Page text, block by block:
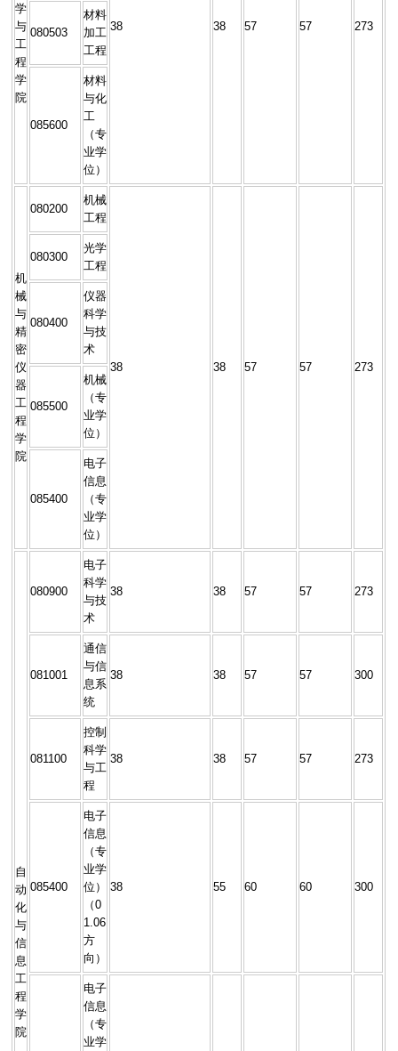
学
与
工
程
学
院
38 38 57 57 273
080503
材料
加工
工程
085600
材料
与化
工
（专
业学
位）
机
械
与
精
密
仪
器
工
程
学
院
080200
机械
工程
38 38 57 57 273
080300
光学
工程
080400
仪器
科学
与技
术
085500
机械
（专
业学
位）
085400
电子
信息
（专
业学
位）
自
动
化
与
信
息
工
程
学
院
080900
电子
科学
与技
术
38 38 57 57 273
081001
通信
与信
息系
统
38 38 57 57 300
081100
控制
科学
与工
程
38 38 57 57 273
085400
电子
信息
（专
业学
位）
（0
1.06
方
向）
38 55 60 60 300
电子
信息
（专
业学